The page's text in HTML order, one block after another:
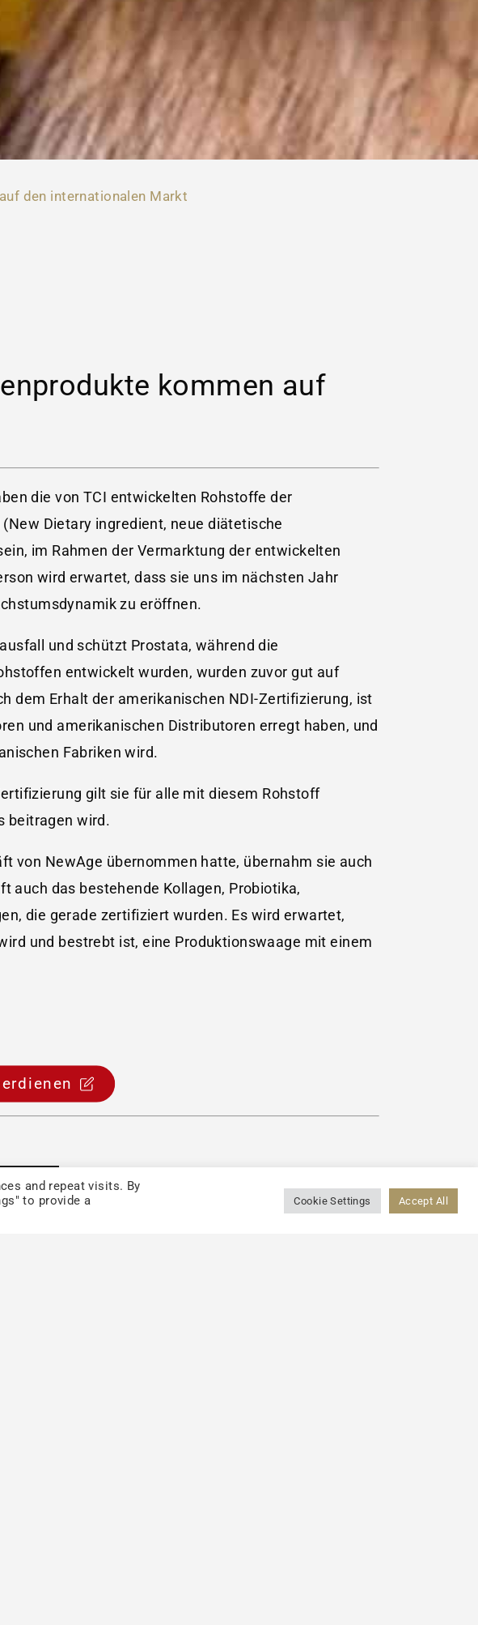
den internationalen Markt
kommen auf
die von TCI entwickelten Rohstoffe der
Dietary ingredient, neue diätetische
im Rahmen der Vermarktung der entwickelten
wird erwartet, dass sie uns im nächsten Jahr
zu eröffnen.
und schützt Prostata, während die
entwickelt wurden, wurden zuvor gut auf
dem Erhalt der amerikanischen NDI-Zertifizierung, ist
und amerikanischen Distributoren erregt haben, und
Fabriken wird.
gilt sie für alle mit diesem Rohstoff
beitragen wird.
von NewAge übernommen hatte, übernahm sie auch
auch das bestehende Kollagen, Probiotika,
die gerade zertifiziert wurden. Es wird erwartet,
und bestrebt ist, eine Produktionswaage mit einem
and repeat visits. By
to provide a
Cookie Settings Accept All